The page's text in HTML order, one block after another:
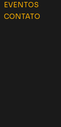
EVENTOS
CONTATO